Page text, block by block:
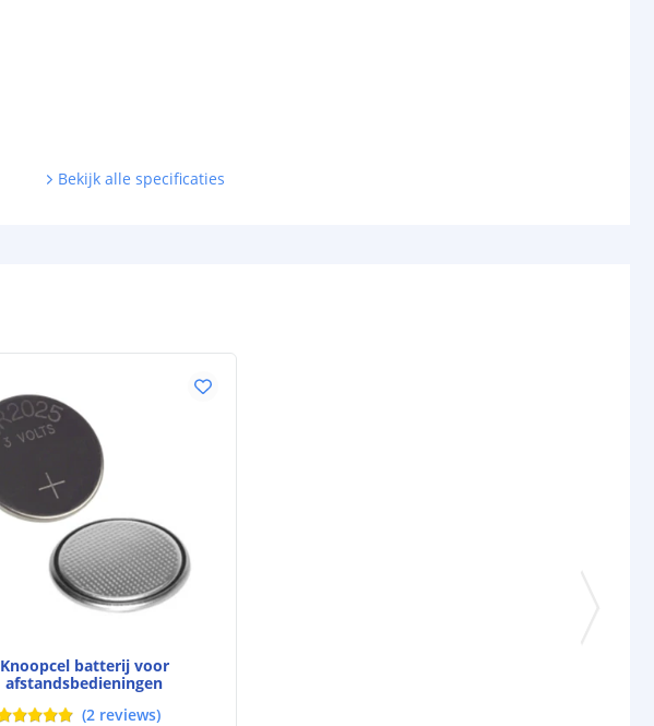
Bekijk alle specificaties
Knoopcel batterij voor
afstandsbedieningen
(2 reviews)